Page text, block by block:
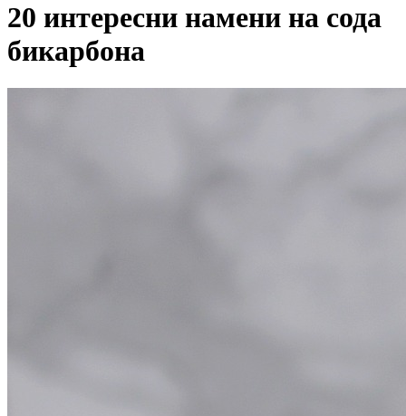
20 интересни намени на сода
бикарбона